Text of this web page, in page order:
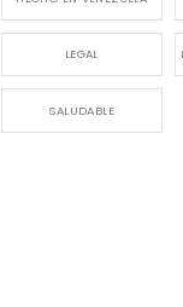
LEGAL
SALUDABLE